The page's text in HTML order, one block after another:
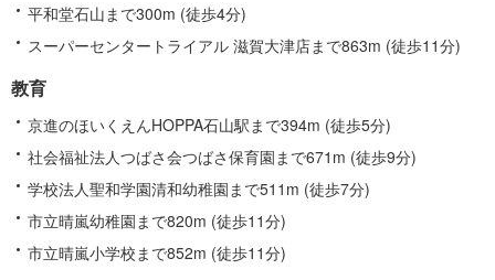
平和堂石山まで300m (徒歩4分)
スーパーセンタートライアル 滋賀大津店まで863m (徒歩11分)
教育
京進のほいくえんHOPPA石山駅まで394m (徒歩5分)
社会福祉法人つばさ会つばさ保育園まで671m (徒歩9分)
学校法人聖和学園清和幼稚園まで511m (徒歩7分)
市立晴嵐幼稚園まで820m (徒歩11分)
市立晴嵐小学校まで852m (徒歩11分)